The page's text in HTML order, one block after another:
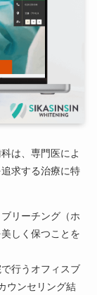
は、専門医によ
求する治療に特
リーチング（ホ
しく保つことを
行うオフィスブ
ウンセリング結